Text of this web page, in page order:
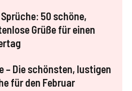
50 schöne,
Grüße für einen
– Die schönsten, lustigen
für den Februar